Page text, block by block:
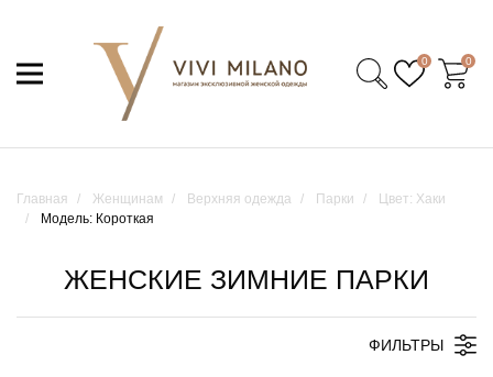
0 0
Главная Женщинам Верхняя одежда Парки
Цвет: Хаки
Модель: Короткая
ЖЕНСКИЕ ЗИМНИЕ ПАРКИ
ФИЛЬТРЫ